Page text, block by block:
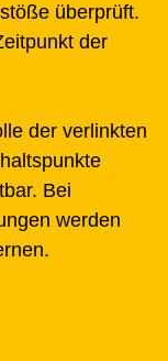
überprüft.
der
der verlinkten
Bei
werden